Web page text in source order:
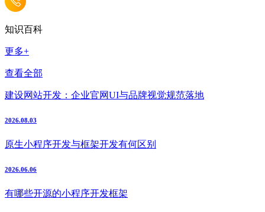
知识百科
更多+
查看全部
建设网站开发：企业官网UI与品牌视觉规范落地
2026.08.03
原生小程序开发与框架开发有何区别
2026.06.06
有哪些开源的小程序开发框架